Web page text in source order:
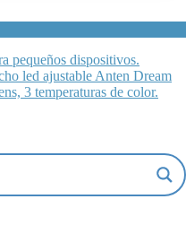
pequeños dispositivos.
led ajustable Anten Dream
3 temperaturas de color.